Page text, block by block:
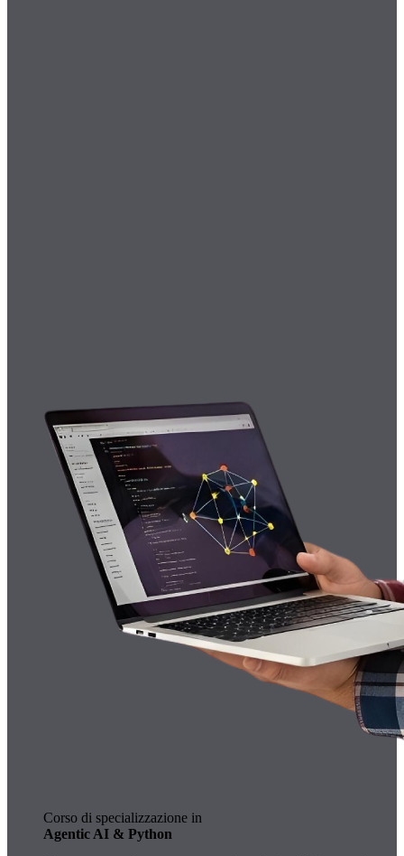
Corso di specializzazione in
Agentic AI & Python